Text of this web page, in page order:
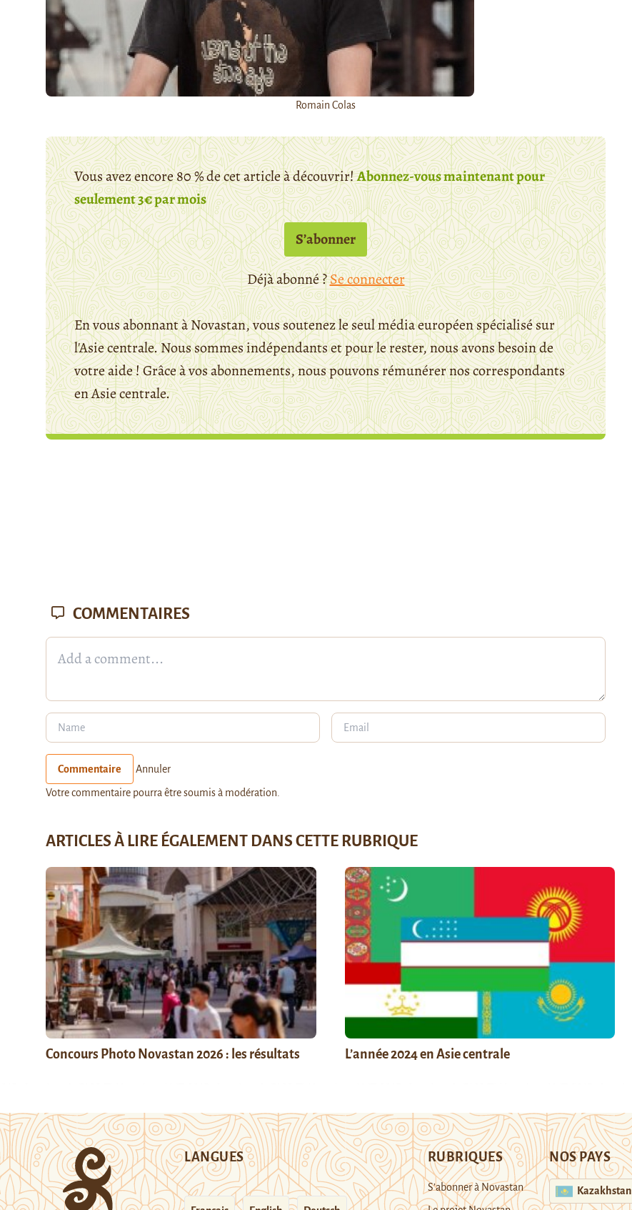
Romain Colas
Vous avez encore 80 % de cet article à découvrir!Abonnez-vous maintenant pour
seulement 3€ par mois
S’abonner
Déjà abonné ?Se connecter
En vous abonnant à Novastan, vous soutenez le seul média européen spécialisé sur
l'Asie centrale. Nous sommes indépendants et pour le rester, nous avons besoin de
votre aide ! Grâce à vos abonnements, nous pouvons rémunérer nos correspondants
en Asie centrale.
COMMENTAIRES
Commentaire Annuler
Votre commentaire pourra être soumis à modération.
ARTICLES À LIRE ÉGALEMENT DANS CETTE RUBRIQUE
Concours Photo Novastan 2026 : les résultats L’année 2024 en Asie centrale
LANGUES RUBRIQUES
S’abonner à Novastan
NOS PAYS
Kazakhstan